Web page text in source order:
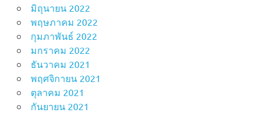
มิถุนายน 2022
พฤษภาคม 2022
กุมภาพันธ์ 2022
มกราคม 2022
ธันวาคม 2021
พฤศจิกายน 2021
ตุลาคม 2021
กันยายน 2021